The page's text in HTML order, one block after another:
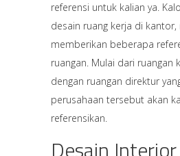
referensi untuk kalian ya.
desain ruang kerja di
memberikan beberapa
ruangan. Mulai dari ruangan
dengan ruangan direktur
perusahaan tersebut akan
referensikan.